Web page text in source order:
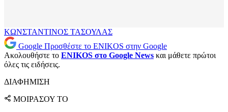
ΚΩΝΣΤΑΝΤΙΝΟΣ ΤΑΣΟΥΛΑΣ
Google Προσθέστε το ENIKOS στην Google
Ακολουθήστε το ENIKOS στο Google News και μάθετε πρώτοι
όλες τις ειδήσεις.
ΔΙΑΦΗΜΙΣΗ
ΜΟΙΡΑΣΟΥ ΤΟ